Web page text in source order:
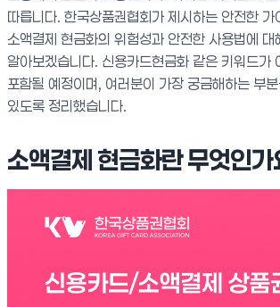
따릅니다. 한국상품권협회가 제시하는 안전한 가
소액결제 현금화의 위험성과 안전한 사용법에 대
알아보겠습니다. 신용카드현금화 같은 키워드가
포함될 예정이며, 여러분이 가장 궁금해하는 부
있도록 정리했습니다.
소액결제 현금화란 무엇인